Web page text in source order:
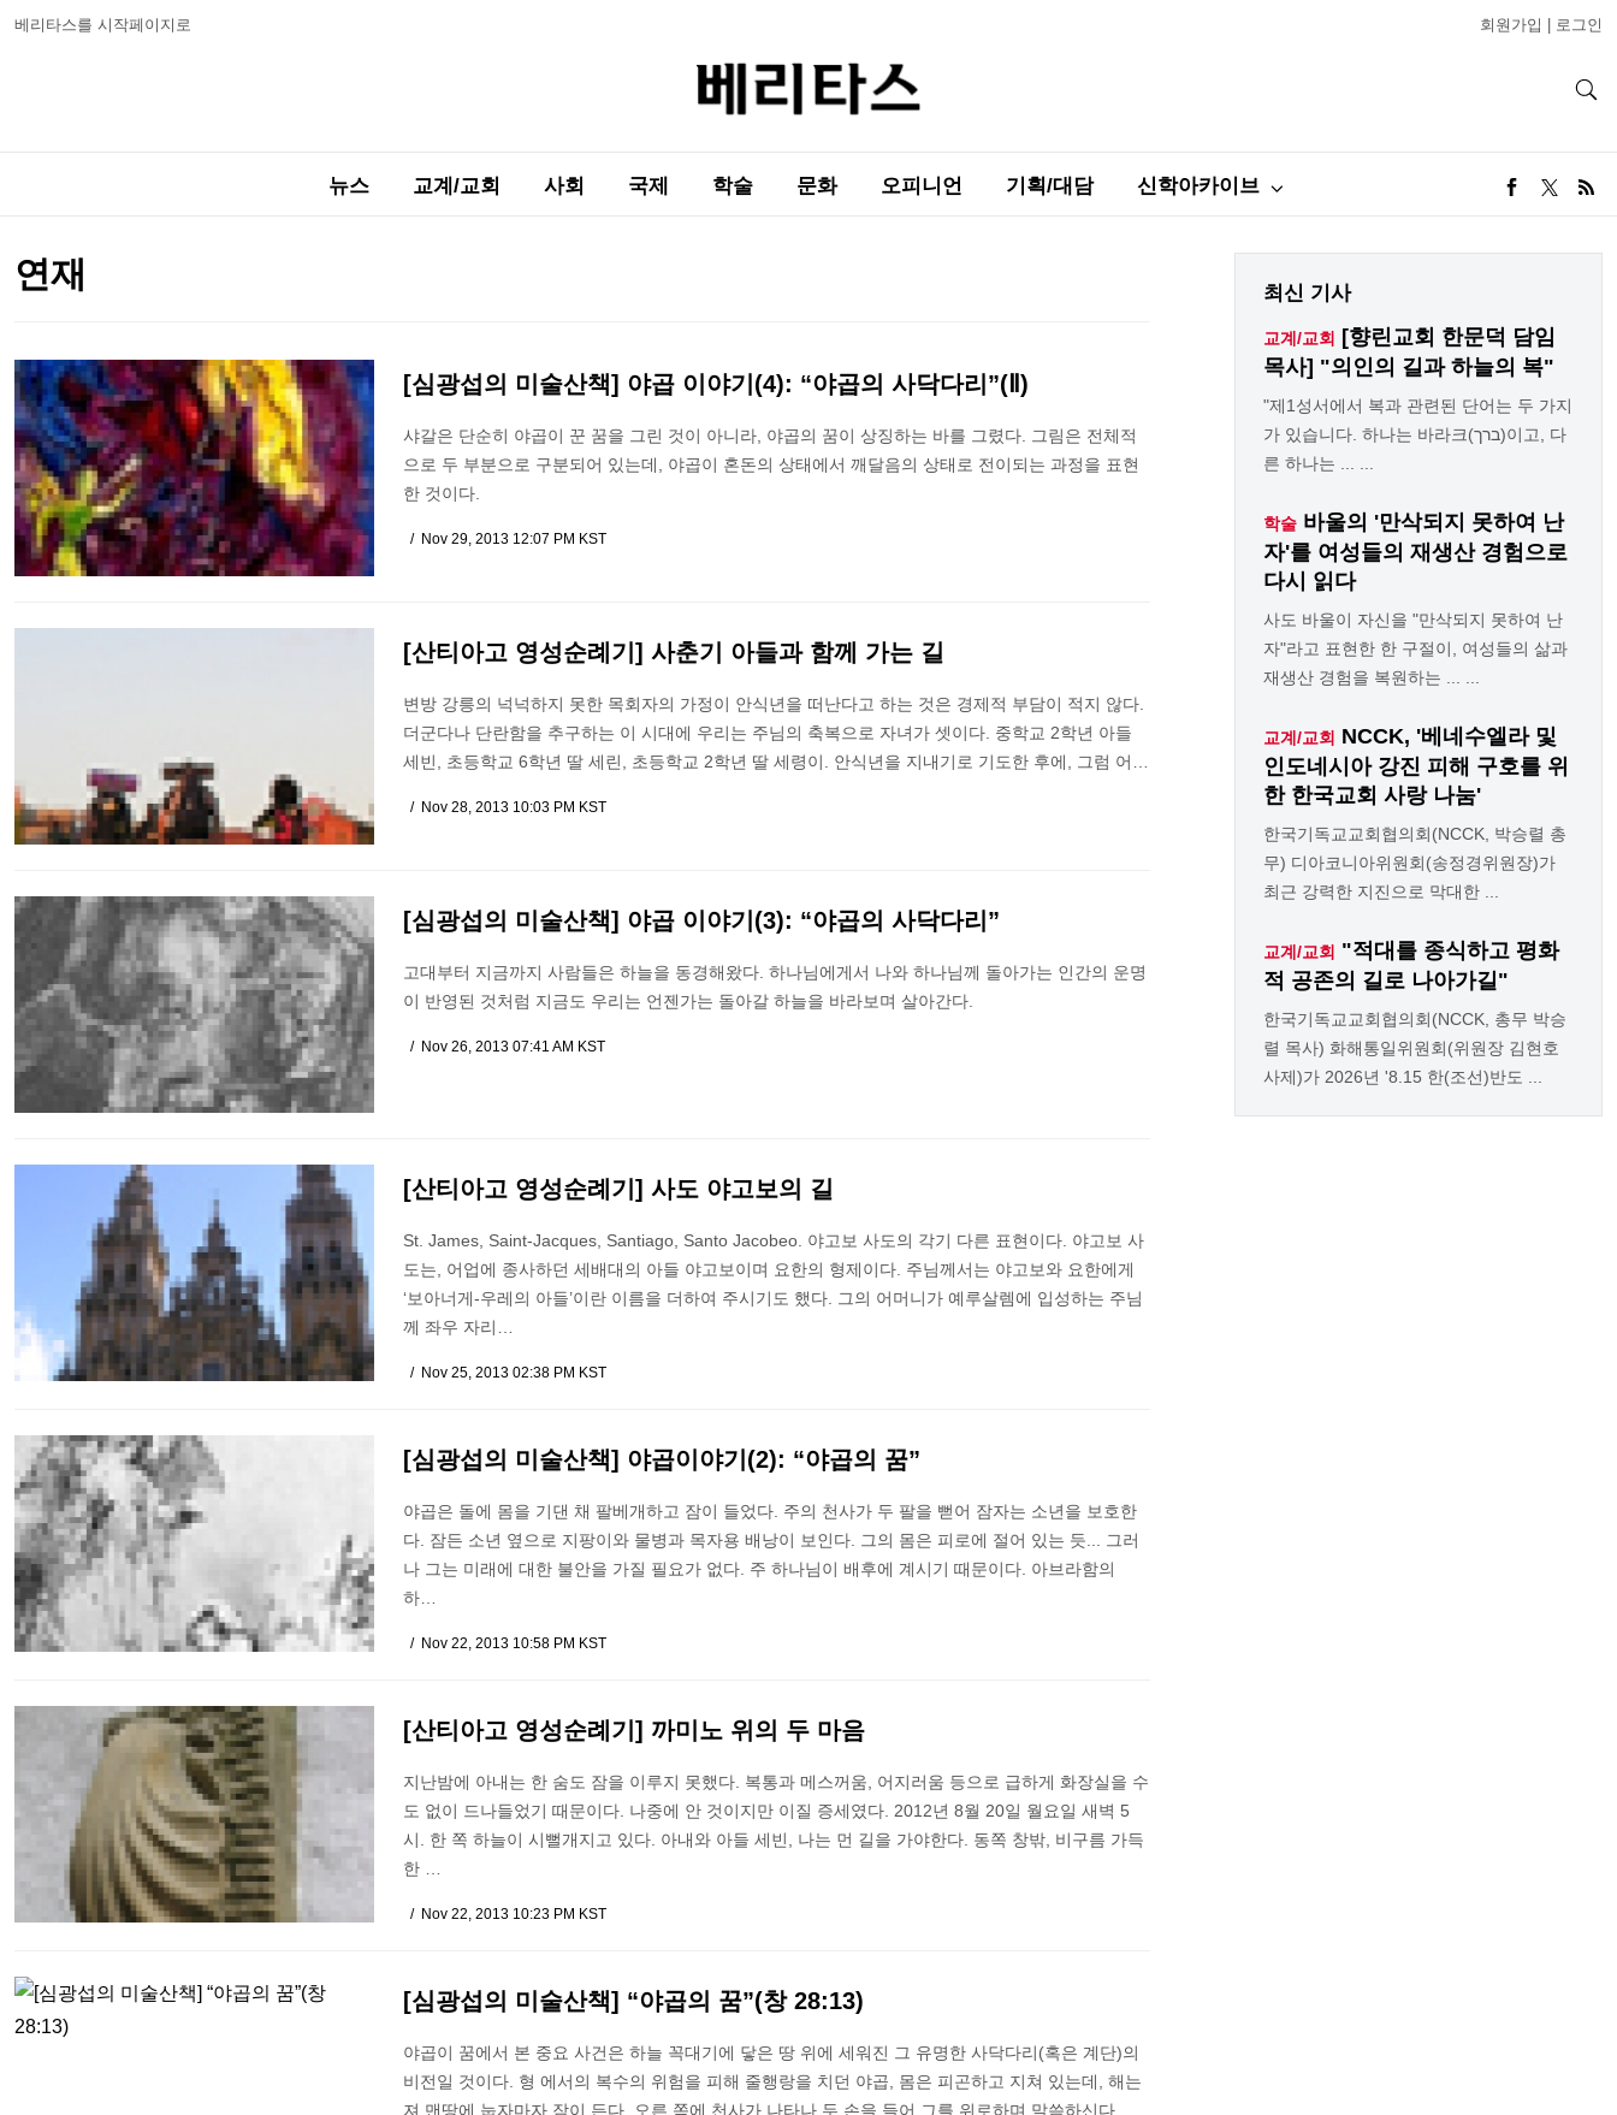
베리타스를 시작페이지로 회원가입 로그인
뉴스 교계/교회 사회 국제 학술 문화 오피니언 기획/대담 신학아카이브
연재
[심광섭의 미술산책] 야곱 이야기(4): “야곱의 사닥다리”(Ⅱ)
샤갈은 단순히 야곱이 꾼 꿈을 그린 것이 아니라, 야곱의 꿈이 상징하는 바를 그렸다. 그림은 전체적
으로 두 부분으로 구분되어 있는데, 야곱이 혼돈의 상태에서 깨달음의 상태로 전이되는 과정을 표현
한 것이다.
Nov 29, 2013 12:07 PM KST
[산티아고 영성순례기] 사춘기 아들과 함께 가는 길
변방 강릉의 넉넉하지 못한 목회자의 가정이 안식년을 떠난다고 하는 것은 경제적 부담이 적지 않다.
더군다나 단란함을 추구하는 이 시대에 우리는 주님의 축복으로 자녀가 셋이다. 중학교 2학년 아들
세빈, 초등학교 6학년 딸 세린, 초등학교 2학년 딸 세령이. 안식년을 지내기로 기도한 후에, 그럼 어…
Nov 28, 2013 10:03 PM KST
[심광섭의 미술산책] 야곱 이야기(3): “야곱의 사닥다리”
고대부터 지금까지 사람들은 하늘을 동경해왔다. 하나님에게서 나와 하나님께 돌아가는 인간의 운명
이 반영된 것처럼 지금도 우리는 언젠가는 돌아갈 하늘을 바라보며 살아간다.
Nov 26, 2013 07:41 AM KST
[산티아고 영성순례기] 사도 야고보의 길
St. James, Saint-Jacques, Santiago, Santo Jacobeo. 야고보 사도의 각기 다른 표현이다. 야고보 사
도는, 어업에 종사하던 세배대의 아들 야고보이며 요한의 형제이다. 주님께서는 야고보와 요한에게
‘보아너게-우레의 아들’이란 이름을 더하여 주시기도 했다. 그의 어머니가 예루살렘에 입성하는 주님
께 좌우 자리…
Nov 25, 2013 02:38 PM KST
[심광섭의 미술산책] 야곱이야기(2): “야곱의 꿈”
야곱은 돌에 몸을 기댄 채 팔베개하고 잠이 들었다. 주의 천사가 두 팔을 뻗어 잠자는 소년을 보호한
다. 잠든 소년 옆으로 지팡이와 물병과 목자용 배낭이 보인다. 그의 몸은 피로에 절어 있는 듯... 그러
나 그는 미래에 대한 불안을 가질 필요가 없다. 주 하나님이 배후에 계시기 때문이다. 아브라함의
하…
Nov 22, 2013 10:58 PM KST
[산티아고 영성순례기] 까미노 위의 두 마음
지난밤에 아내는 한 숨도 잠을 이루지 못했다. 복통과 메스꺼움, 어지러움 등으로 급하게 화장실을 수
도 없이 드나들었기 때문이다. 나중에 안 것이지만 이질 증세였다. 2012년 8월 20일 월요일 새벽 5
시. 한 쪽 하늘이 시뻘개지고 있다. 아내와 아들 세빈, 나는 먼 길을 가야한다. 동쪽 창밖, 비구름 가득
한 …
Nov 22, 2013 10:23 PM KST
[심광섭의 미술산책] “야곱의 꿈”(창 28:13)
야곱이 꿈에서 본 중요 사건은 하늘 꼭대기에 닿은 땅 위에 세워진 그 유명한 사닥다리(혹은 계단)의
비전일 것이다. 형 에서의 복수의 위험을 피해 줄행랑을 치던 야곱, 몸은 피곤하고 지쳐 있는데, 해는
져 맨땅에 눕자마자 잠이 든다. 오른 쪽에 천사가 나타나 두 손을 들어 그를 위로하며 말씀하신다. …
최신 기사
교계/교회
[향린교회 한문덕 담임
목사] "의인의 길과 하늘의 복"
"제1성서에서 복과 관련된 단어는 두 가지
가 있습니다. 하나는 바라크(ברך)이고, 다
른 하나는 ... ...
학술 바울의 '만삭되지 못하여 난
자'를 여성들의 재생산 경험으로
다시 읽다
사도 바울이 자신을 "만삭되지 못하여 난
자"라고 표현한 한 구절이, 여성들의 삶과
재생산 경험을 복원하는 ... ...
교계/교회 NCCK, '베네수엘라 및
인도네시아 강진 피해 구호를 위
한 한국교회 사랑 나눔'
한국기독교교회협의회(NCCK, 박승렬 총
무) 디아코니아위원회(송정경위원장)가
최근 강력한 지진으로 막대한 ...
교계/교회 "적대를 종식하고 평화
적 공존의 길로 나아가길"
한국기독교교회협의회(NCCK, 총무 박승
렬 목사) 화해통일위원회(위원장 김현호
사제)가 2026년 '8.15 한(조선)반도 ...